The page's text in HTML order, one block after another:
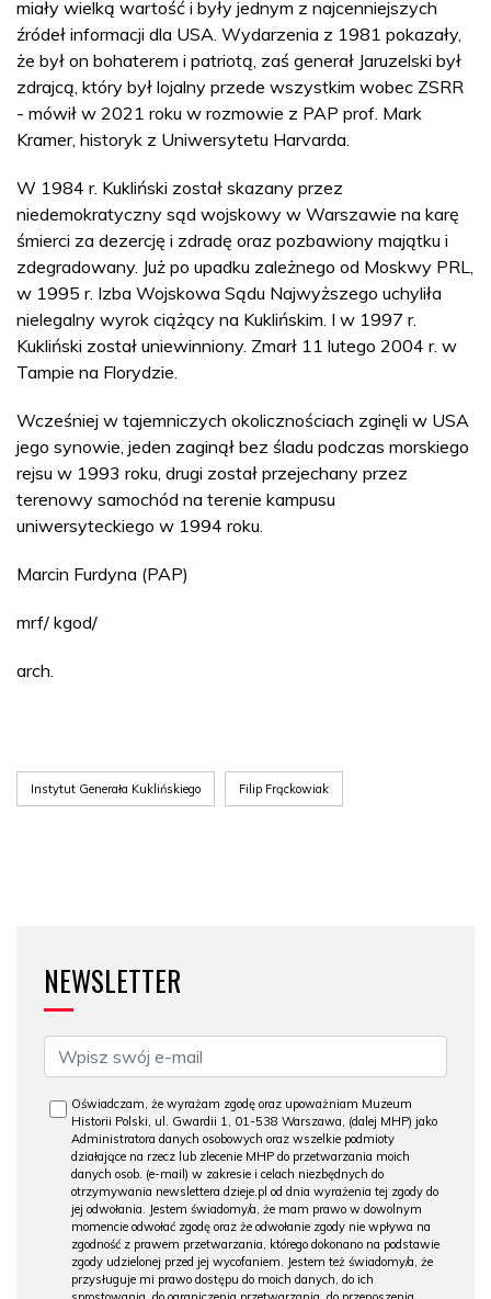
miały wielką wartość i były jednym z najcenniejszych
źródeł informacji dla USA. Wydarzenia z 1981 pokazały,
że był on bohaterem i patriotą, zaś generał Jaruzelski był
zdrajcą, który był lojalny przede wszystkim wobec ZSRR
- mówił w 2021 roku w rozmowie z PAP prof. Mark
Kramer, historyk z Uniwersytetu Harvarda.
W 1984 r. Kukliński został skazany przez
niedemokratyczny sąd wojskowy w Warszawie na karę
śmierci za dezercję i zdradę oraz pozbawiony majątku i
zdegradowany. Już po upadku zależnego od Moskwy PRL,
w 1995 r. Izba Wojskowa Sądu Najwyższego uchyliła
nielegalny wyrok ciążący na Kuklińskim. I w 1997 r.
Kukliński został uniewinniony. Zmarł 11 lutego 2004 r. w
Tampie na Florydzie.
Wcześniej w tajemniczych okolicznościach zginęli w USA
jego synowie, jeden zaginął bez śladu podczas morskiego
rejsu w 1993 roku, drugi został przejechany przez
terenowy samochód na terenie kampusu
uniwersyteckiego w 1994 roku.
Marcin Furdyna (PAP)
mrf/ kgod/
arch.
Instytut Generała Kuklińskiego Filip Frąckowiak
NEWSLETTER
Oświadczam, że wyrażam zgodę oraz upoważniam Muzeum
Historii Polski, ul. Gwardii 1, 01-538 Warszawa, (dalej MHP) jako
Administratora danych osobowych oraz wszelkie podmioty
działające na rzecz lub zlecenie MHP do przetwarzania moich
danych osob. (e-mail) w zakresie i celach niezbędnych do
otrzymywania newslettera dzieje.pl od dnia wyrażenia tej zgody do
jej odwołania. Jestem świadomy/a, że mam prawo w dowolnym
momencie odwołać zgodę oraz że odwołanie zgody nie wpływa na
zgodność z prawem przetwarzania, którego dokonano na podstawie
zgody udzielonej przed jej wycofaniem. Jestem też świadomy/a, że
przysługuje mi prawo dostępu do moich danych, do ich